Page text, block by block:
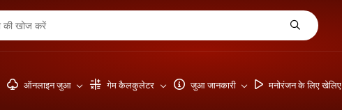
ऑनलाइन जुआ गेम कैलकुलेटर जुआ जानकारी मनोरंजन के लिए खेलिए